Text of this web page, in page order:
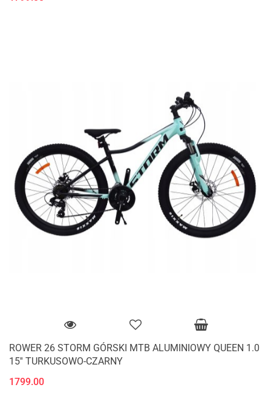
ROWER 26 STORM GÓRSKI MTB ALUMINIOWY QUEEN 1.0
15'' TURKUSOWO-CZARNY
1799.00